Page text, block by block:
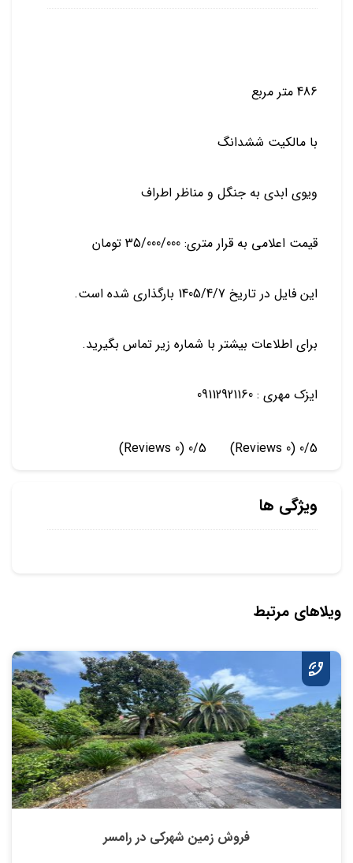
486 متر مربع
با مالکیت ششدانگ
ویوی ابدی به جنگل و مناظر اطراف
قیمت اعلامی به قرار متری: 35/000/000 تومان
این فایل در تاریخ 1405/4/7 بارگذاری شده است.
برای اطلاعات بیشتر با شماره زیر تماس بگیرید.
ایزک مهری : 09112921160
0/5
(0 Reviews)
0/5
(0 Reviews)
ویژگی ها
ویلاهای مرتبط
فروش زمین شهرکی در رامسر